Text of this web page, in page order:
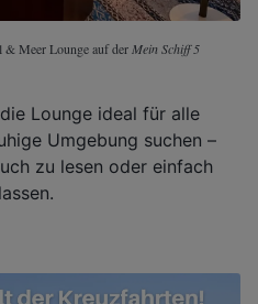
& Meer Lounge auf der Mein Schiff 5
Lounge ideal für alle
Umgebung suchen –
zu lesen oder einfach